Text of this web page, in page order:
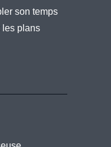
son temps
les plans